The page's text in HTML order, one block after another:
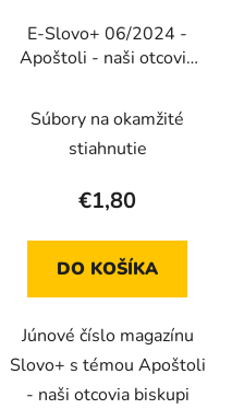
E-Slovo+ 06/2024 -
Apoštoli - naši otcovia
vydanie)
Súbory na okamžité
stiahnutie
€1,80
DO KOŠÍKA
Júnové číslo magazínu
Slovo+ s témou Apoštoli
- naši otcovia biskupi